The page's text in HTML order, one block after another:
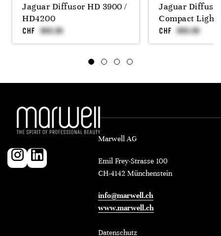
Jaguar Diffusor HD 3900 /
HD4200
CHF
Jaguar
Compact Light
CHF
Marwell AG
Emil Frey-Strasse 100
CH-4142 Münchenstein
info@marwell.ch
www.marwell.ch
Datenschutz